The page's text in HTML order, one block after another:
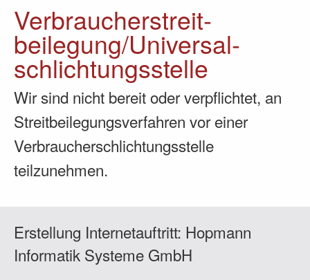
Verbraucher­streit­
beilegung/Universal­
schlichtungs­stelle
Wir sind nicht bereit oder verpflichtet, an
Streitbeilegungsverfahren vor einer
Verbraucherschlichtungsstelle
teilzunehmen.
Erstellung Internetauftritt: Hopmann
Informatik Systeme GmbH